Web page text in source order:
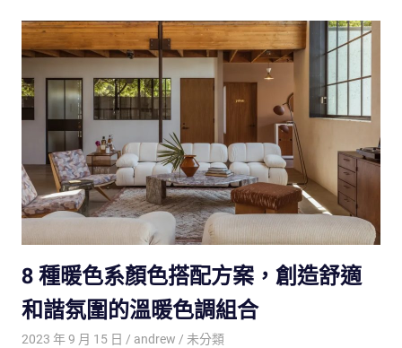
8 種暖色系顏色搭配方案，創造舒適
和諧氛圍的溫暖色調組合
2023 年 9 月 15 日 andrew 未分類